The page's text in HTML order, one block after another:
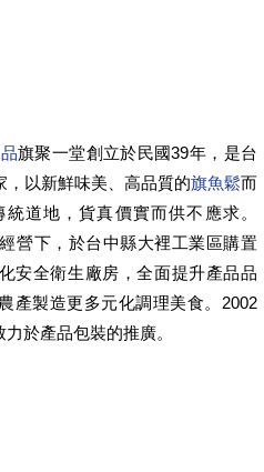
旗聚一堂創立於民國39年，是台
，以新鮮味美、高品質的旗魚鬆而
道地，貨真價實而供不應求。
營下，於台中縣大裡工業區購置
安全衛生廠房，全面提升產品品
產製造更多元化調理美食。2002
於產品包裝的推廣。